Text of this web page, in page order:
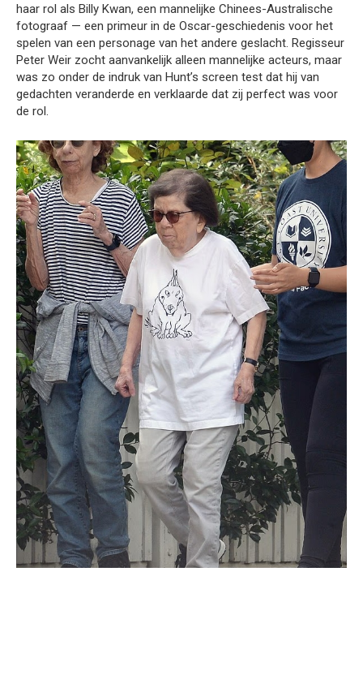
haar rol als Billy Kwan, een mannelijke Chinees-Australische
fotograaf — een primeur in de Oscar-geschiedenis voor het
spelen van een personage van het andere geslacht. Regisseur
Peter Weir zocht aanvankelijk alleen mannelijke acteurs, maar
was zo onder de indruk van Hunt’s screen test dat hij van
gedachten veranderde en verklaarde dat zij perfect was voor
de rol.